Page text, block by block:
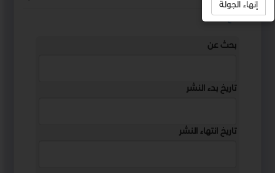
استمع
بحث عن
تاريخ بدء النشر
تاريخ انتهاء النشر
إنهاء الجولة